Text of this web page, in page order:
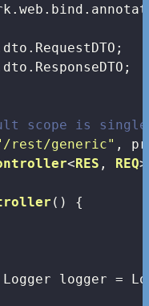
scope is
rest/generic"
<RES , REQ
()
{
Logger logger =